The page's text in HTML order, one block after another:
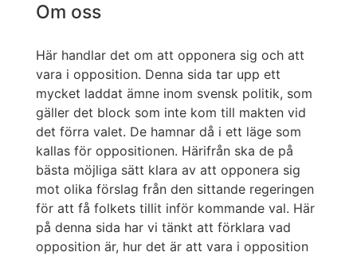
Om oss
Här handlar det om att opponera sig och att
vara i opposition. Denna sida tar upp ett
mycket laddat ämne inom svensk politik, som
gäller det block som inte kom till makten vid
det förra valet. De hamnar då i ett läge som
kallas för oppositionen. Härifrån ska de på
bästa möjliga sätt klara av att opponera sig
mot olika förslag från den sittande regeringen
för att få folkets tillit inför kommande val. Här
på denna sida har vi tänkt att förklara vad
opposition är, hur det är att vara i opposition